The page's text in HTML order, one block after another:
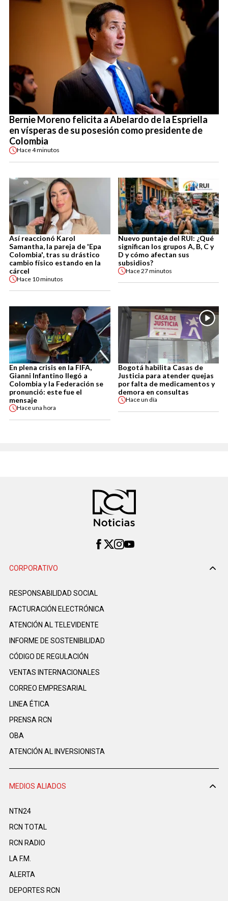
Bernie Moreno felicita a Abelardo de la Espriella
en vísperas de su posesión como presidente de
Colombia
Hace4 minutos
Así reaccionó Karol
Samantha, la pareja de 'Epa
Colombia', tras su drástico
cambio físico estando en la
cárcel
Hace 10 minutos
Nuevo puntaje del RUI: ¿Qué
significan los grupos A, B, C y
D y cómo afectan sus
subsidios?
Hace27 minutos
En plena crisis en la FIFA,
Gianni Infantino llegó a
Colombia y la Federación se
pronunció: este fue el
mensaje
Haceuna hora
Bogotá habilita Casas de
Justicia para atender quejas
por falta de medicamentos y
demora en consultas
Haceun día
CORPORATIVO
RESPONSABILIDAD SOCIAL
FACTURACIÓN ELECTRÓNICA
ATENCIÓN AL TELEVIDENTE
INFORME DE SOSTENIBILIDAD
CÓDIGO DE REGULACIÓN
VENTAS INTERNACIONALES
CORREO EMPRESARIAL
LINEA ÉTICA
PRENSA RCN
OBA
ATENCIÓN AL INVERSIONISTA
MEDIOS ALIADOS
NTN24
RCN TOTAL
RCN RADIO
LA F.M.
ALERTA
DEPORTES RCN